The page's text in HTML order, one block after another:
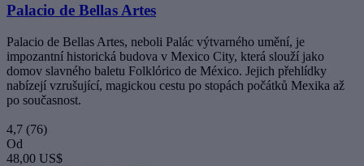
Palacio de Bellas Artes
Palacio de Bellas Artes, neboli Palác výtvarného umění, je
impozantní historická budova v Mexico City, která slouží jako
domov slavného baletu Folklórico de México. Jejich přehlídky
nabízejí vzrušující, magickou cestu po stopách počátků Mexika až
po současnost.
4,7 (76)
Od
48,00 US$